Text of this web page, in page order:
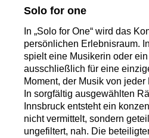
Solo for one
In „Solo for One“ wird das
persönlichen Erlebnisraum.
spielt eine Musikerin oder
ausschließlich für eine
Moment, der Musik von
In sorgfältig ausgewählten
Innsbruck entsteht ein
nicht vermittelt, sondern
ungefiltert, nah. Die